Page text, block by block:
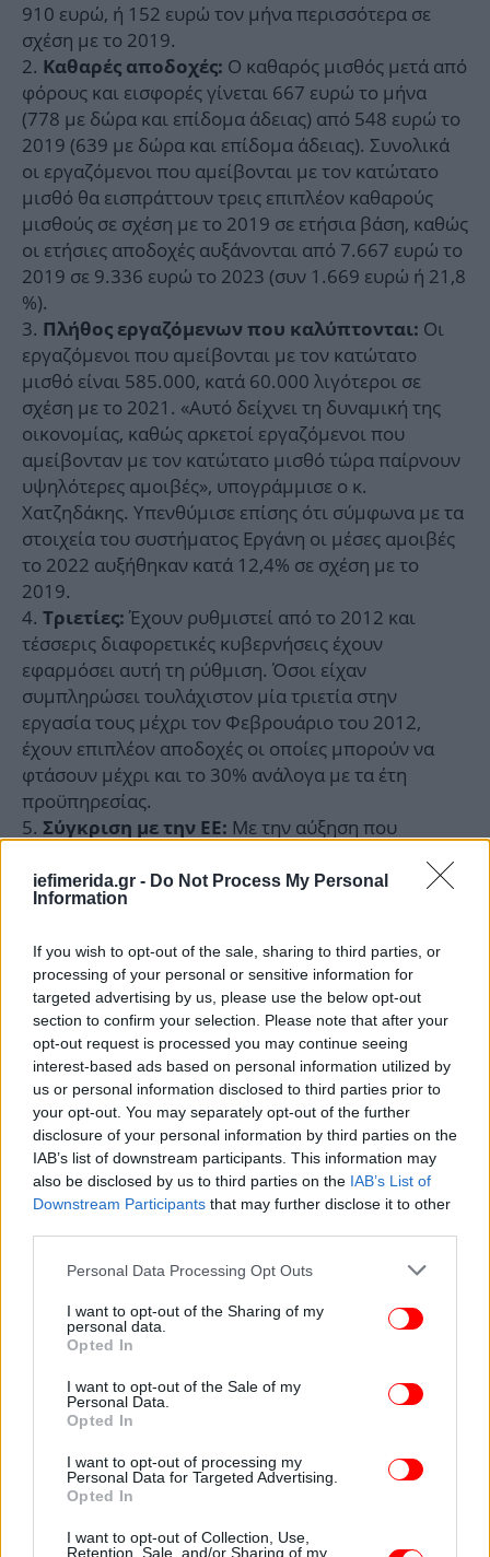
iefimerida.gr - Do Not Process My Personal
Information
If you wish to opt-out of the sale, sharing to third parties, or
processing of your personal or sensitive information for
targeted advertising by us, please use the below opt-out
section to confirm your selection. Please note that after your
opt-out request is processed you may continue seeing
interest-based ads based on personal information utilized by
us or personal information disclosed to third parties prior to
your opt-out. You may separately opt-out of the further
disclosure of your personal information by third parties on the
IAB’s list of downstream participants. This information may
also be disclosed by us to third parties on the IAB’s List of
Downstream Participants that may further disclose it to other
Please note that this website/app uses one or more Google
not limited to your visit or usage behaviour. You may click to
grant or deny consent to Google and its third-party tags to
use your data for below specified purposes in below Google
consent section.
Personal Data Processing Opt Outs
I want to opt-out of the Sharing of my
personal data.
Opted In
I want to opt-out of the Sale of my
Personal Data.
Opted In
I want to opt-out of processing my
Personal Data for Targeted Advertising.
Opted In
I want to opt-out of Collection, Use,
Retention, Sale, and/or Sharing of my
910 ευρώ, ή 152 ευρώ τον μήνα περισσότερα σε
σχέση με το 2019.
Καθαρές αποδοχές: Ο καθαρός μισθός μετά από
φόρους και εισφορές γίνεται 667 ευρώ το μήνα
(778 με δώρα και επίδομα άδειας) από 548 ευρώ το
2019 (639 με δώρα και επίδομα άδειας). Συνολικά
οι εργαζόμενοι που αμείβονται με τον κατώτατο
μισθό θα εισπράττουν τρεις επιπλέον καθαρούς
μισθούς σε σχέση με το 2019 σε ετήσια βάση, καθώς
οι ετήσιες αποδοχές αυξάνονται από 7.667 ευρώ το
2019 σε 9.336 ευρώ το 2023 (συν 1.669 ευρώ ή 21,8
%).
Πλήθος εργαζόμενων που καλύπτονται: Οι
εργαζόμενοι που αμείβονται με τον κατώτατο
μισθό είναι 585.000, κατά 60.000 λιγότεροι σε
σχέση με το 2021. «Αυτό δείχνει τη δυναμική της
οικονομίας, καθώς αρκετοί εργαζόμενοι που
αμείβονταν με τον κατώτατο μισθό τώρα παίρνουν
υψηλότερες αμοιβές», υπογράμμισε ο κ.
Χατζηδάκης. Υπενθύμισε επίσης ότι σύμφωνα με τα
στοιχεία του συστήματος Εργάνη οι μέσες αμοιβές
το 2022 αυξήθηκαν κατά 12,4% σε σχέση με το
2019.
Τριετίες: Έχουν ρυθμιστεί από το 2012 και
τέσσερις διαφορετικές κυβερνήσεις έχουν
εφαρμόσει αυτή τη ρύθμιση. Όσοι είχαν
συμπληρώσει τουλάχιστον μία τριετία στην
εργασία τους μέχρι τον Φεβρουάριο του 2012,
έχουν επιπλέον αποδοχές οι οποίες μπορούν να
φτάσουν μέχρι και το 30% ανάλογα με τα έτη
προϋπηρεσίας.
Σύγκριση με την ΕΕ: Με την αύξηση που
μεταξύ των 22 χωρών-μελών της ΕΕπου έχουν
κατώτατο μισθό, από την 13η θέση προηγουμένως.
θέση από τη 18η προηγουμένως. «Δεν
πανηγυρίζουμε, αλλά η εξέλιξη δείχνει ότι η Ελλάδα
έχει ανέβει αρκετά σκαλοπάτια και ότι μια σοβαρή
διακυβέρνηση με μια δυναμική οικονομία μπορεί
να οδηγήσει σε ακόμη θετικότερα αποτελέσματα»,
τόνισε ο υπουργός.
Σύγκριση με τον πληθωρισμό:Από το 2019
μέχρι και το 2023, με βάση τις προβλέψεις για την
πορεία του πληθωρισμού που περιλαμβάνονται
στον Κρατικό Προϋπολογισμό, ο δείκτης τιμών
καταναλωτή αυξάνεται κατά 15,1%. Η αύξηση του
δηλαδή 5 ποσοστιαίες μονάδες πάνω από τον
Προεκλογικές δεσμεύσεις: Η Νέα Δημοκρατία
είχε δεσμευθεί προεκλογικά για διπλάσια αύξηση
του κατώτατου μισθού σε σχέση με το ΑΕΠ. Από το
2019 (δεδομένου ότι μεσολάβησε ύφεση του 2020,
τόσο στην Ελλάδα όσο και διεθνώς λόγω του
κορωνοϊού) έχουμε αύξηση του ΑΕΠ κατά 6,5%, που
σημαίνει ότι η αύξηση του κατώτατου μισθού είναι
τριπλάσια. «Όχι μόνο τηρήσαμε τη δέσμευση, αλλά
προχωρήσαμε πολύ περισσότερο», υπογράμμισε ο